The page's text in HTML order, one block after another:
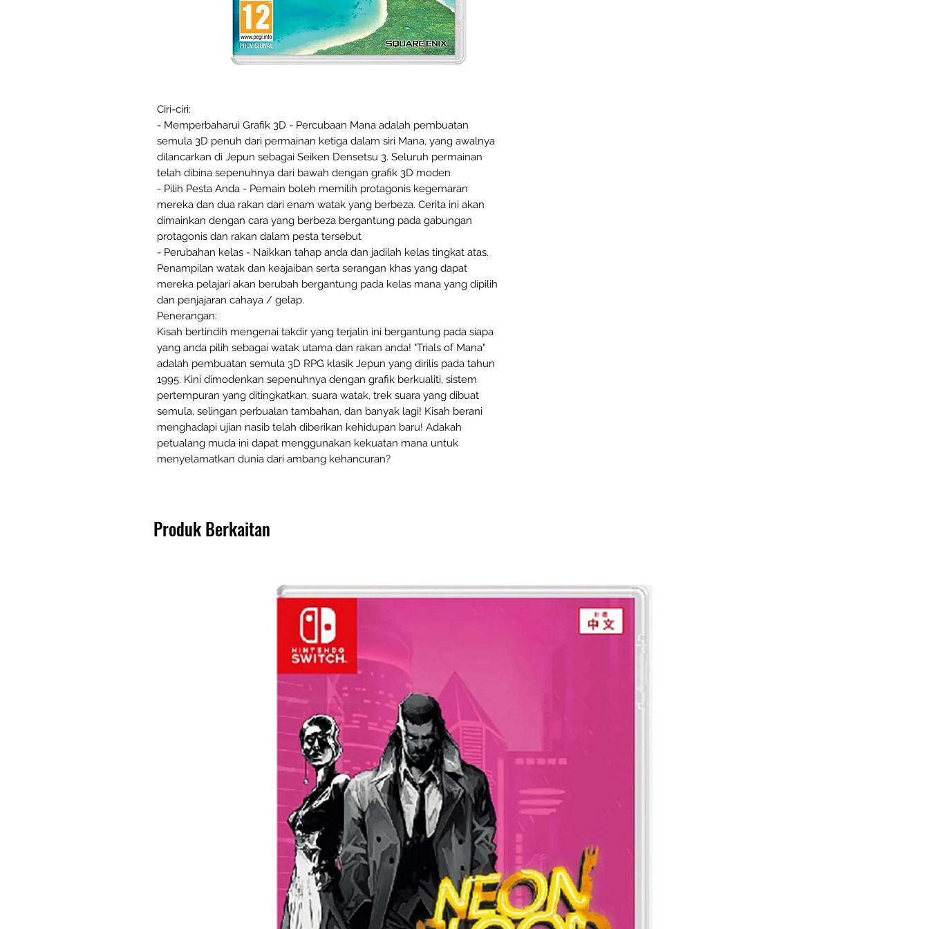
Ciri-ciri:
- Memperbaharui Grafik 3D - Percubaan Mana adalah pembuatan
semula 3D penuh dari permainan ketiga dalam siri Mana, yang awalnya
dilancarkan di Jepun sebagai Seiken Densetsu 3. Seluruh permainan
telah dibina sepenuhnya dari bawah dengan grafik 3D moden
- Pilih Pesta Anda - Pemain boleh memilih protagonis kegemaran
mereka dan dua rakan dari enam watak yang berbeza. Cerita ini akan
dimainkan dengan cara yang berbeza bergantung pada gabungan
protagonis dan rakan dalam pesta tersebut
- Perubahan kelas - Naikkan tahap anda dan jadilah kelas tingkat atas.
Penampilan watak dan keajaiban serta serangan khas yang dapat
mereka pelajari akan berubah bergantung pada kelas mana yang dipilih
dan penjajaran cahaya / gelap.
Penerangan:
Kisah bertindih mengenai takdir yang terjalin ini bergantung pada siapa
yang anda pilih sebagai watak utama dan rakan anda! "Trials of Mana"
adalah pembuatan semula 3D RPG klasik Jepun yang dirilis pada tahun
1995. Kini dimodenkan sepenuhnya dengan grafik berkualiti, sistem
pertempuran yang ditingkatkan, suara watak, trek suara yang dibuat
semula, selingan perbualan tambahan, dan banyak lagi! Kisah berani
menghadapi ujian nasib telah diberikan kehidupan baru! Adakah
petualang muda ini dapat menggunakan kekuatan mana untuk
menyelamatkan dunia dari ambang kehancuran?
Produk Berkaitan